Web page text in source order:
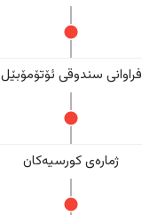
فراوانی سندوقی ئۆتۆمۆبێل
ژمارەی کورسیەکان